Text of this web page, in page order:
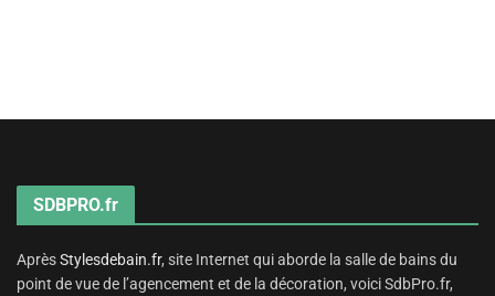
SDBPRO.fr
AprèsStylesdebain.fr, site Internet qui aborde la salle de bains du
point de vue de l’agencement et de la décoration, voici SdbPro.fr,